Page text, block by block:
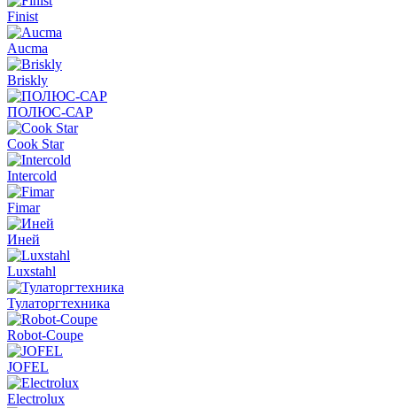
Finist
Aucma
Briskly
ПОЛЮС-САР
Cook Star
Intercold
Fimar
Иней
Luxstahl
Тулаторгтехника
Robot-Coupe
JOFEL
Electrolux